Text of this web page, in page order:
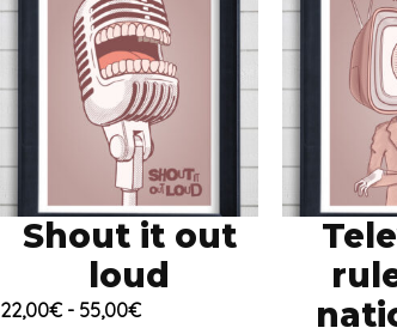
Shout it out
loud
22,00€ - 55,00€Fascia